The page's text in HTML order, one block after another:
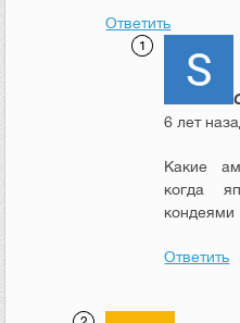
Ответить
6 лет
Какие
когда
кондеями
Ответить